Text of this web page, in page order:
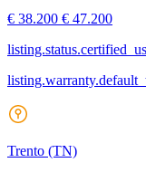
€ 38.200 € 47.200
Trento (TN)